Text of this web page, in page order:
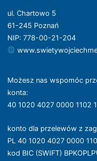
ul. Chartowo 5
61-245 Poznań
NIP: 778-00-21-204
Możesz nas wspomóc
konta:
40 1020 4027 0000 1102
konto dla przelewów z
PL 40 1020 4027 0000
kod BIC (SWIFT)